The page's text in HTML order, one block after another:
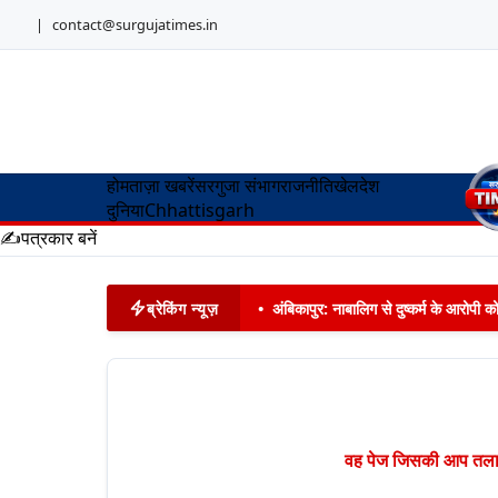
| contact@surgujatimes.in
होमताज़ा खबरेंसरगुजा संभागराजनीतिखेलदेश
दुनियाChhattisgarh
✍️पत्रकार बनें
ब्रेकिंग न्यूज़ • अंबिकापुर: नाबालिग से दुष्कर्म के आरोपी
वह पेज जिसकी आप